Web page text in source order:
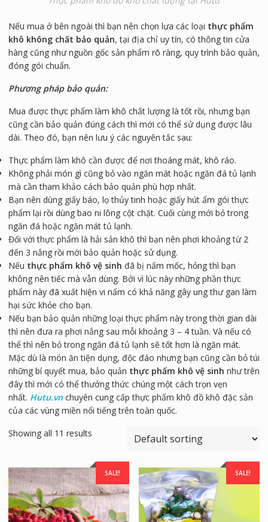
Nếu mua ở bên ngoài thì bạn nên chọn lựa các loại thực phẩm
khô không chất bảo quản, tại địa chỉ uy tín, có thông tin cửa
hàng cũng như nguồn gốc sản phẩm rõ ràng, quy trình bảo quản,
đóng gói chuẩn.
Phương pháp bảo quản:
Mua được thực phẩm làm khô chất lượng là tốt rồi, nhưng bạn
cũng cần bảo quản đúng cách thì mới có thể sử dụng được lâu
dài. Theo đó, bạn nên lưu ý các nguyên tắc sau:
Thực phẩm làm khô cần được để nơi thoáng mát, khô ráo.
Không phải món gì cũng bỏ vào ngăn mát hoặc ngăn đá tủ lạnh
mà cần tham khảo cách bảo quản phù hợp nhất.
Bạn nên dùng giấy báo, lọ thủy tinh hoặc giấy hút ẩm gói thực
phẩm lại rồi dùng bao ni lông cột chặt. Cuối cùng mới bỏ trong
ngăn đá hoặc ngăn mát tủ lạnh.
Đối với thực phẩm là hải sản khô thì bạn nên phơi khoảng từ 2
đến 3 nắng rồi mới bảo quản hoặc sử dụng.
Nếu thực phẩm khô vệ sinh đã bị nấm mốc, hỏng thì bạn
không nên tiếc mà vẫn dùng. Bởi vì lúc này những phần thực
phẩm này đã xuất hiện vi nấm có khả năng gây ung thư gan làm
hại sức khỏe cho bạn.
Nếu bạn bảo quản những loại thực phẩm này trong thời gian dài
thì nên đưa ra phơi nắng sau mỗi khoảng 3 – 4 tuần. Và nếu có
thể thì nên bỏ trong ngăn đá tủ lạnh sẽ tốt hơn là ngăn mát.
Mặc dù là món ăn tiện dụng, độc đáo nhưng bạn cũng cần bỏ túi
những bí quyết mua, bảo quản thực phẩm khô vệ sinh như trên
đây thì mới có thể thưởng thức chúng một cách trọn vẹn
nhất. Hutu.vnchuyên cung cấp thực phẩm khô đồ khô đặc sản
của các vùng miền nổi tiếng trên toàn quốc.
Showing all 11 results
SALE! SALE!